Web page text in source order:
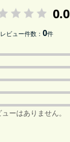
0.0
レビュー件数：0件
ューはありません。